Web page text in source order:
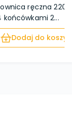
ręczna 220
końcówkami 2...
Dodaj do